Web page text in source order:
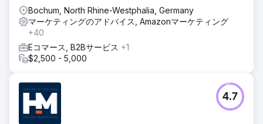
Bochum, North Rhine-Westphalia, Germany
マーケティングのアドバイス, Amazonマーケティング
+40
Eコマース, B2Bサービス +1
$2,500 - 5,000
4.7